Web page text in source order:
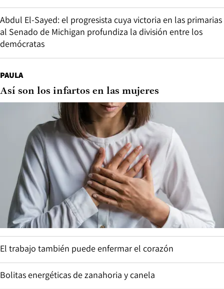
Abdul El-Sayed: el progresista cuya victoria en las primarias
al Senado de Michigan profundiza la división entre los
demócratas
PAULA
Así son los infartos en las mujeres
El trabajo también puede enfermar el corazón
Bolitas energéticas de zanahoria y canela